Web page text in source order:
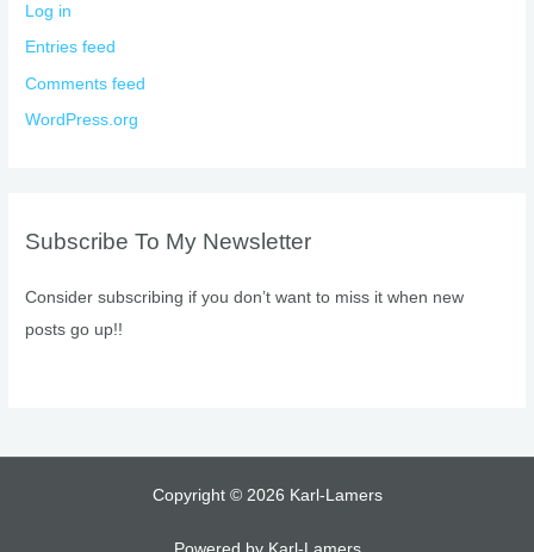
Log in
Entries feed
Comments feed
WordPress.org
Subscribe To My Newsletter
Consider subscribing if you don’t want to miss it when new
posts go up!!
Copyright © 2026 Karl-Lamers